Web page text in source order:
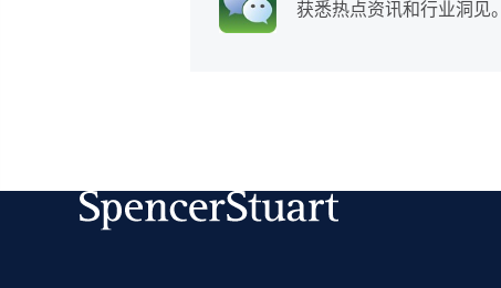
获悉热点资讯和行业洞见。